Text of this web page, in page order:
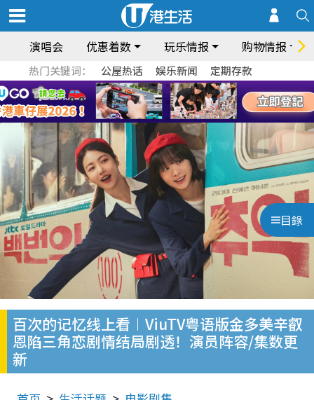
演唱会 优惠着数 玩乐情报 购物情报
热门关键词： 公屋热话 娱乐新闻 定期存款
目錄
百次的记忆线上看︱ViuTV粤语版金多美辛叡
恩陷三角恋剧情结局剧透！演员阵容/集数更
新